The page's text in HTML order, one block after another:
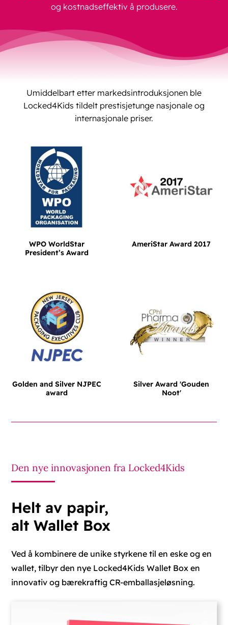
og kostnadseffektiv å produsere.
Umiddelbart etter markedsintroduksjonen ble
Locked4Kids tildelt prestisjetunge nasjonale og
internasjonale priser.
WPO WorldStar
President’s Award
AmeriStar Award 2017
Golden and Silver NJPEC
award
Silver Award 'Gouden
Noot'
Den nye innovasjonen fra Locked4Kids
Helt av papir,
alt Wallet Box
Ved å kombinere de unike styrkene til en eske og en
wallet, tilbyr den nye Locked4Kids Wallet Box en
innovativ og bærekraftig CR-emballasjeløsning.